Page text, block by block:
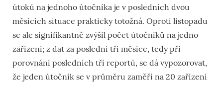
útoků na jednoho útočníka je v posledních dvou
měsících situace prakticky totožná. Oproti listopadu
se ale signifikantně zvýšil počet útočníků na jedno
zařízení; z dat za poslední tři měsíce, tedy při
porovnání posledních tří reportů, se dá vypozorovat,
že jeden útočník se v průměru zaměří na 20 zařízení